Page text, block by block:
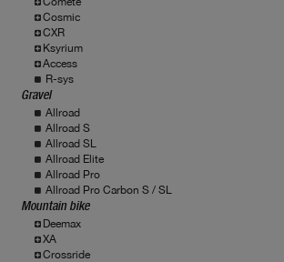
Cosmic
CXR
Ksyrium
Access
R-sys
Gravel
Allroad
Allroad S
Allroad SL
Allroad Elite
Allroad Pro
Allroad Pro Carbon S / SL
Mountain bike
Deemax
XA
Crossride